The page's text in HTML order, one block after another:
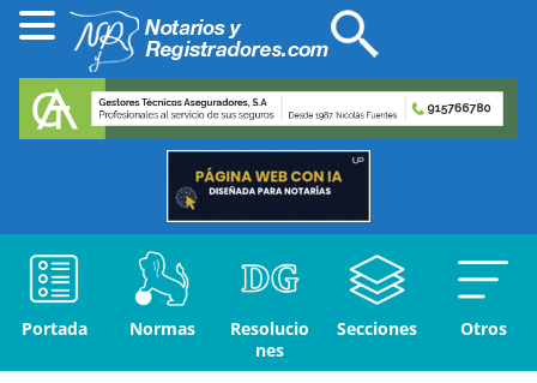
Portada Normas
Resolucio
nes
Secciones Otros